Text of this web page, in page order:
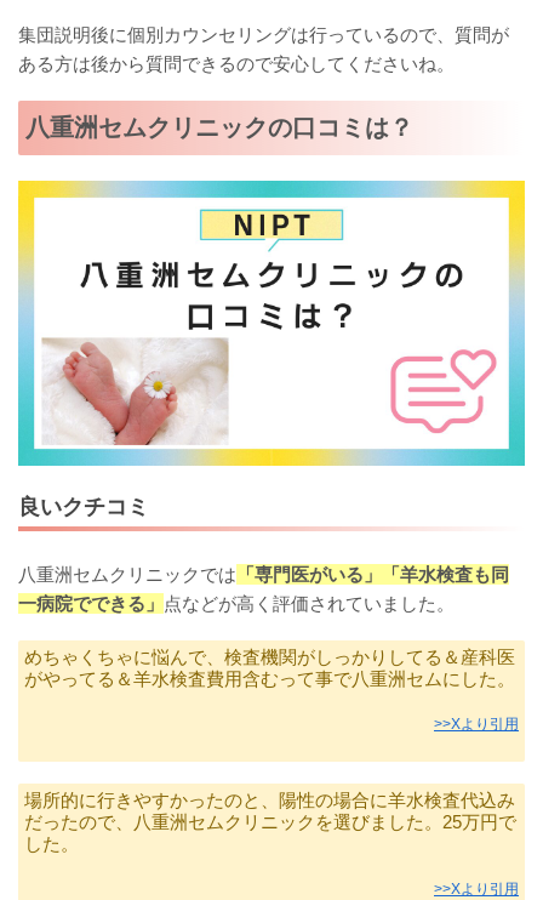
集団説明後に個別カウンセリングは行っているので、質問が
ある方は後から質問できるので安心してくださいね。
八重洲セムクリニックの口コミは？
良いクチコミ
八重洲セムクリニックでは 「専門医がいる」「羊水検査も同
一病院でできる」 点などが高く評価されていました。
めちゃくちゃに悩んで、検査機関がしっかりしてる＆産科医
がやってる＆羊水検査費用含むって事で八重洲セムにした。
>>Xより引用
場所的に行きやすかったのと、陽性の場合に羊水検査代込み
だったので、八重洲セムクリニックを選びました。25万円で
した。
>>Xより引用